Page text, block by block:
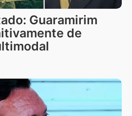
Guaramirim
de